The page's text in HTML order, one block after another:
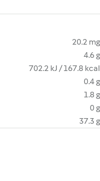
20.2 mg
4.6 g
702.2 kJ / 167.8 kcal
0.4 g
1.8 g
0 g
37.3 g